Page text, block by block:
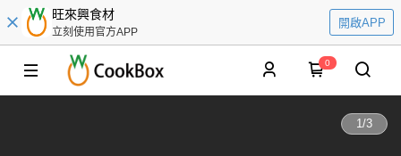
旺來興食材
立刻使用官方APP
開啟APP
0
1/3